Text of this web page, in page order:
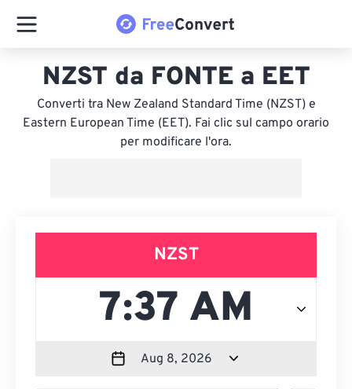
NZST da FONTE a EET
Converti tra New Zealand Standard Time (NZST) e
Eastern European Time (EET). Fai clic sul campo orario
per modificare l'ora.
NZST